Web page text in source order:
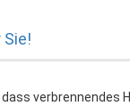
verbrennendes